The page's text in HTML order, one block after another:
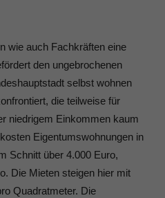
wie auch Fachkräften eine
den ungebrochenen
selbst wohnen
die teilweise für
niedrigem Einkommen kaum
Eigentumswohnungen in
Schnitt über 4.000 Euro,
Die Mieten steigen hier mit
Quadratmeter. Die